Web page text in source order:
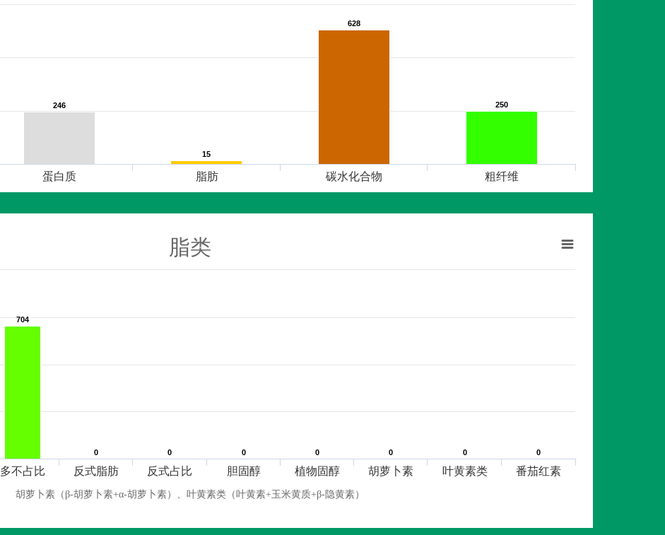
246
246
15
15
628
628
250
250
蛋白质 脂肪 碳水化合物 粗纤维
脂类
胡萝卜素（β-胡萝卜素+α-胡萝卜素）、叶黄素类（叶黄素+玉米黄质+β-隐黄素）
704
704
0
0 0
0 0
0 0
0 0
0 0
0 0
0
多不占比 反式脂肪 反式占比 胆固醇 植物固醇 胡萝卜素 叶黄素类 番茄红素